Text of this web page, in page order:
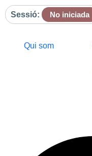
Sessió: No iniciada
Qui som